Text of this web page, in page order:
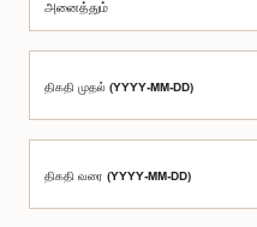
திகதி முதல் (YYYY-MM-DD)
திகதி வரை (YYYY-MM-DD)